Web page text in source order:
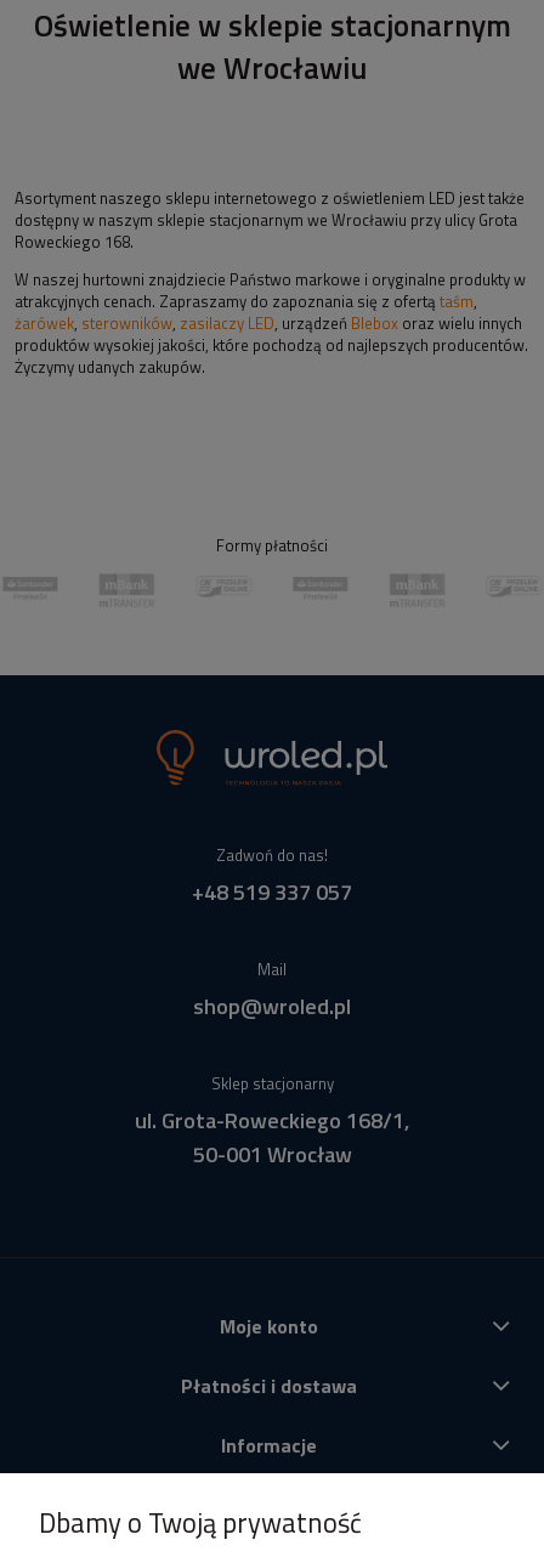
Oświetlenie w sklepie stacjonarnym
we Wrocławiu
Asortyment naszego sklepu internetowego z oświetleniem LED jest także
dostępny w naszym sklepie stacjonarnym we Wrocławiu przy ulicy Grota
Roweckiego 168.
W naszej hurtowni znajdziecie Państwo markowe i oryginalne produkty w
atrakcyjnych cenach. Zapraszamy do zapoznania się z ofertą taśm,
żarówek, sterowników, zasilaczy LED, urządzeń Blebox oraz wielu innych
produktów wysokiej jakości, które pochodzą od najlepszych producentów.
Życzymy udanych zakupów.
Formy płatności
Zadwoń do nas!
+48 519 337 057
Mail
shop@wroled.pl
Sklep stacjonarny
ul. Grota-Roweckiego 168/1,
50-001 Wrocław
Moje konto
Płatności i dostawa
Informacje
Dbamy o Twoją prywatność